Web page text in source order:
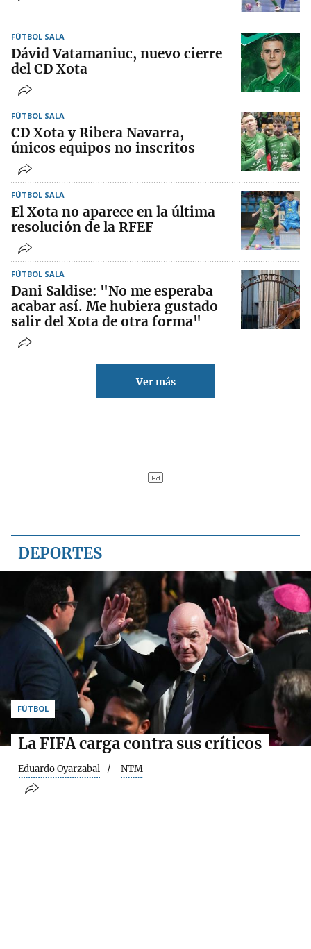
FÚTBOL SALA
Dávid Vatamaniuc, nuevo cierre
del CD Xota
FÚTBOL SALA
CD Xota y Ribera Navarra,
únicos equipos no inscritos
FÚTBOL SALA
El Xota no aparece en la última
resolución de la RFEF
FÚTBOL SALA
Dani Saldise: "No me esperaba
acabar así. Me hubiera gustado
salir del Xota de otra forma"
Ver más
DEPORTES
FÚTBOL
La FIFA carga contra sus críticos
Eduardo Oyarzabal NTM